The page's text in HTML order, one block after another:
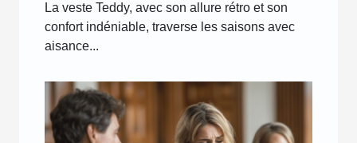
La veste Teddy, avec son allure rétro et son
confort indéniable, traverse les saisons avec
aisance...